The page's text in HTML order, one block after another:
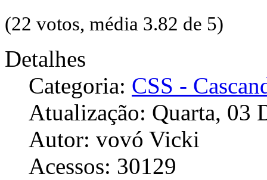
(22 votos, média 3.82 de 5)
Detalhes
Categoria: CSS -
Atualização: Quarta, 03
Autor: vovó Vicki
Acessos: 30129